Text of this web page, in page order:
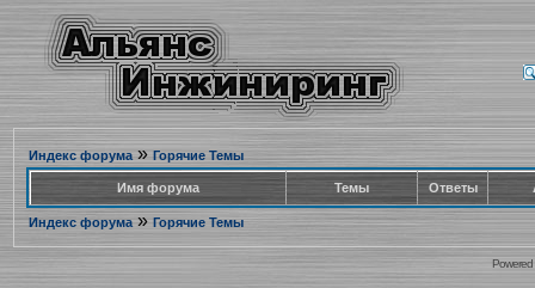
Индекс форума» Горячие Темы
Имя форума Темы Ответы
Индекс форума» Горячие Темы